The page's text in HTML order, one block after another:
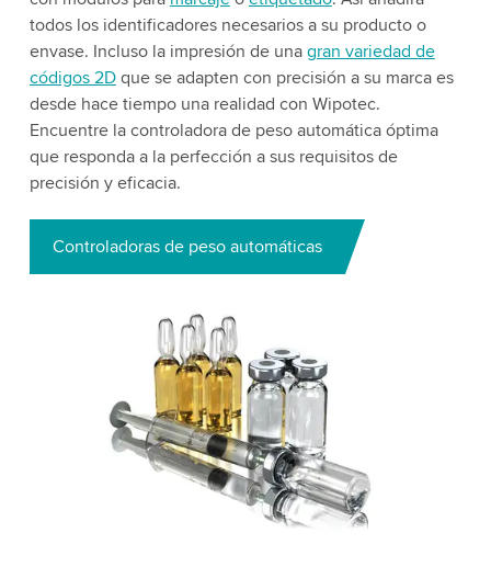
todos los identificadores necesarios a su producto o
envase. Incluso la impresión de una gran variedad de
códigos 2Dque se adapten con precisión a su marca es
desde hace tiempo una realidad con Wipotec.
Encuentre la controladora de peso automática óptima
que responda a la perfección a sus requisitos de
precisión y eficacia.
Controladoras de peso automáticas